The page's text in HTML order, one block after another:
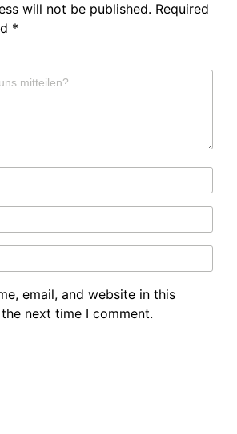
will not be published. Required
*
email, and website in this
next time I comment.